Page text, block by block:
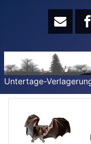
Untertage-